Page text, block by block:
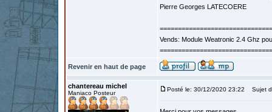
Pierre Georges LATECOERE
===============================
Vends: Module Weatronic 2.4 Ghz
===============================
Revenir en haut de page
chantereau michel
Maniaco Posteur
Posté le: 30/12/2020 23:22 Sujet